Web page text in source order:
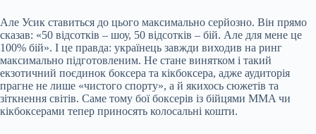
Але Усик ставиться до цього максимально серйозно. Він прямо
сказав: «50 відсотків – шоу, 50 відсотків – бій. Але для мене це
100% бій». І це правда: українець завжди виходив на ринг
максимально підготовленим. Не стане винятком і такий
екзотичний поєдинок боксера та кікбоксера, адже аудиторія
прагне не лише «чистого спорту», а й якихось сюжетів та
зіткнення світів. Саме тому бої боксерів із бійцями MMA чи
кікбоксерами тепер приносять колосальні кошти.